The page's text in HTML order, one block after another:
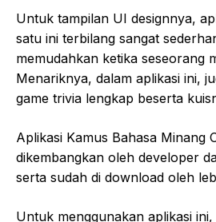
Untuk tampilan UI designnya,
satu ini terbilang sangat
memudahkan ketika seseorang
Menariknya, dalam aplikasi ini,
game trivia lengkap beserta
Aplikasi Kamus Bahasa Minang
dikembangkan oleh developer
serta sudah di download oleh
Untuk menggunakan aplikasi